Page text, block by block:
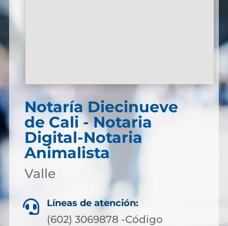
Notaría Diecinueve
de Cali - Notaria
Digital-Notaria
Animalista
Valle
 Líneas de atención:
(602) 3069878 -Código